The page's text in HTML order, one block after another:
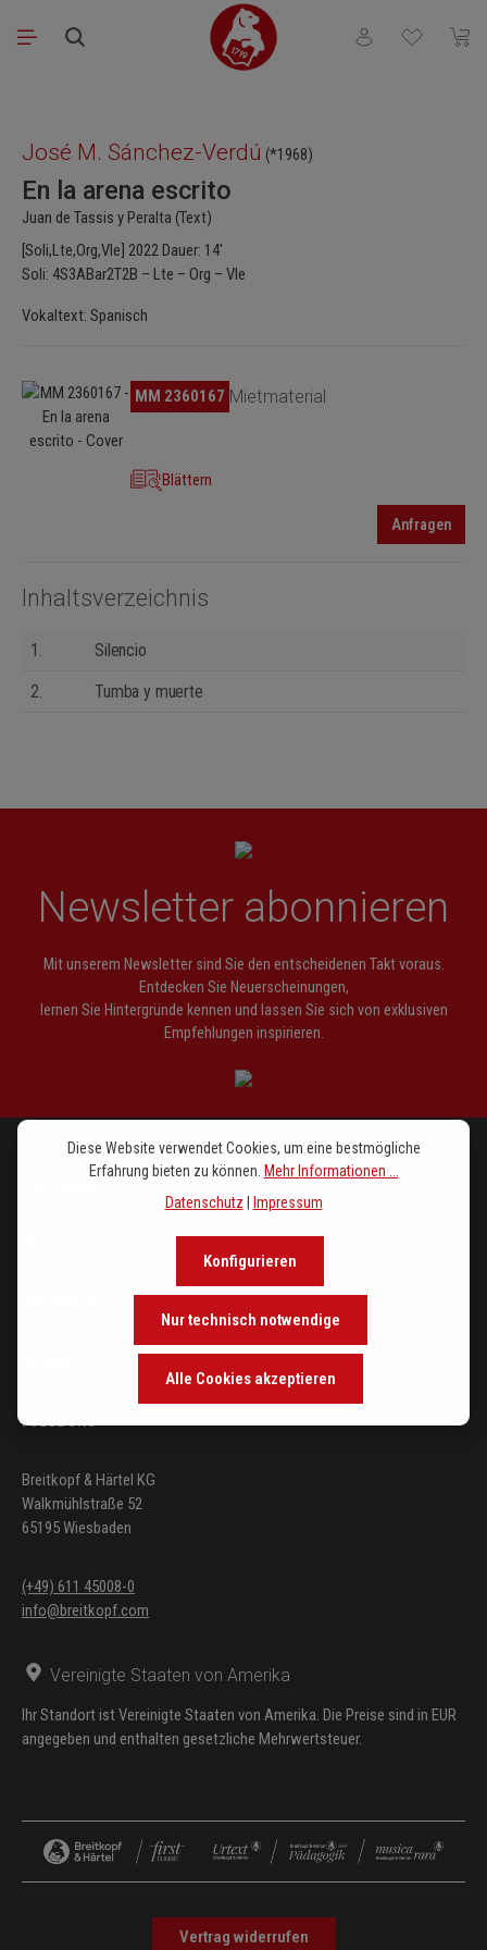
Zum Hauptinhalt springen
Du hast 0
José M. Sánchez-Verdú (*1968)
En la arena escrito
Juan de Tassis y Peralta (Text)
[Soli,Lte,Org,Vle] 2022 Dauer: 14'
Soli: 4S3ABar2T2B – Lte – Org – Vle
Vokaltext: Spanisch
Bildergalerie überspringenMM 2360167 Mietmaterial
Blättern
Anfragen
Inhaltsverzeichnis
1.
Silencio
2.
Tumba y muerte
Newsletter abonnieren
Mit unserem Newsletter sind Sie den entscheidenen Takt voraus.
Entdecken Sie Neuerscheinungen,
lernen Sie Hintergründe kennen und lassen Sie sich von exklusiven
Empfehlungen inspirieren.
FOLGE UNS
Breitkopf & Härtel KG
Walkmühlstraße 52
65195 Wiesbaden
(+49) 611 45008-0
info@breitkopf.com
Vereinigte Staaten von Amerika
Ihr Standort ist Vereinigte Staaten von Amerika. Die Preise sind in EUR
angegeben und enthalten gesetzliche Mehrwertsteuer.
Vertrag widerrufen
Diese Website verwendet Cookies, um eine bestmögliche
Erfahrung bieten zu können. Mehr Informationen ...
Datenschutz
Impressum
Nur technisch notwendige
Konfigurieren
Alle Cookies akzeptieren